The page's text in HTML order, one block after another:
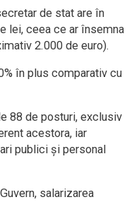
de stat are în
lei, ceea ce ar însemna
2.000 de euro).
în plus comparativ cu
88 de posturi, exclusiv
acestora, iar
publici și personal
salarizarea